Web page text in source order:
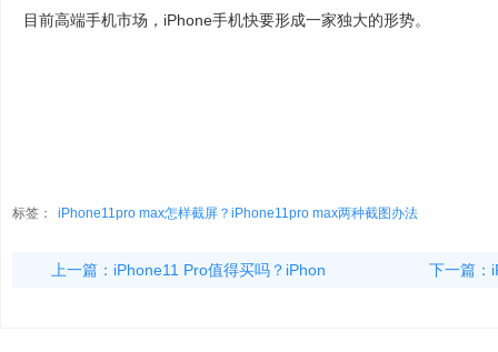
目前高端手机市场，iPhone手机快要形成一家独大的形势。
标签： iPhone11pro max怎样截屏？iPhone11pro max两种截图办法
上一篇： iPhone11 Pro值得买吗？iPhon 下一篇：